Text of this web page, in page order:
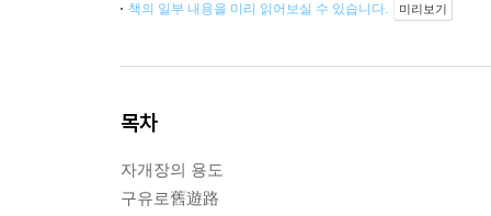
책의 일부 내용을 미리 읽어보실 수 있습니다. 미리보기
목차
자개장의 용도
구유로舊遊路